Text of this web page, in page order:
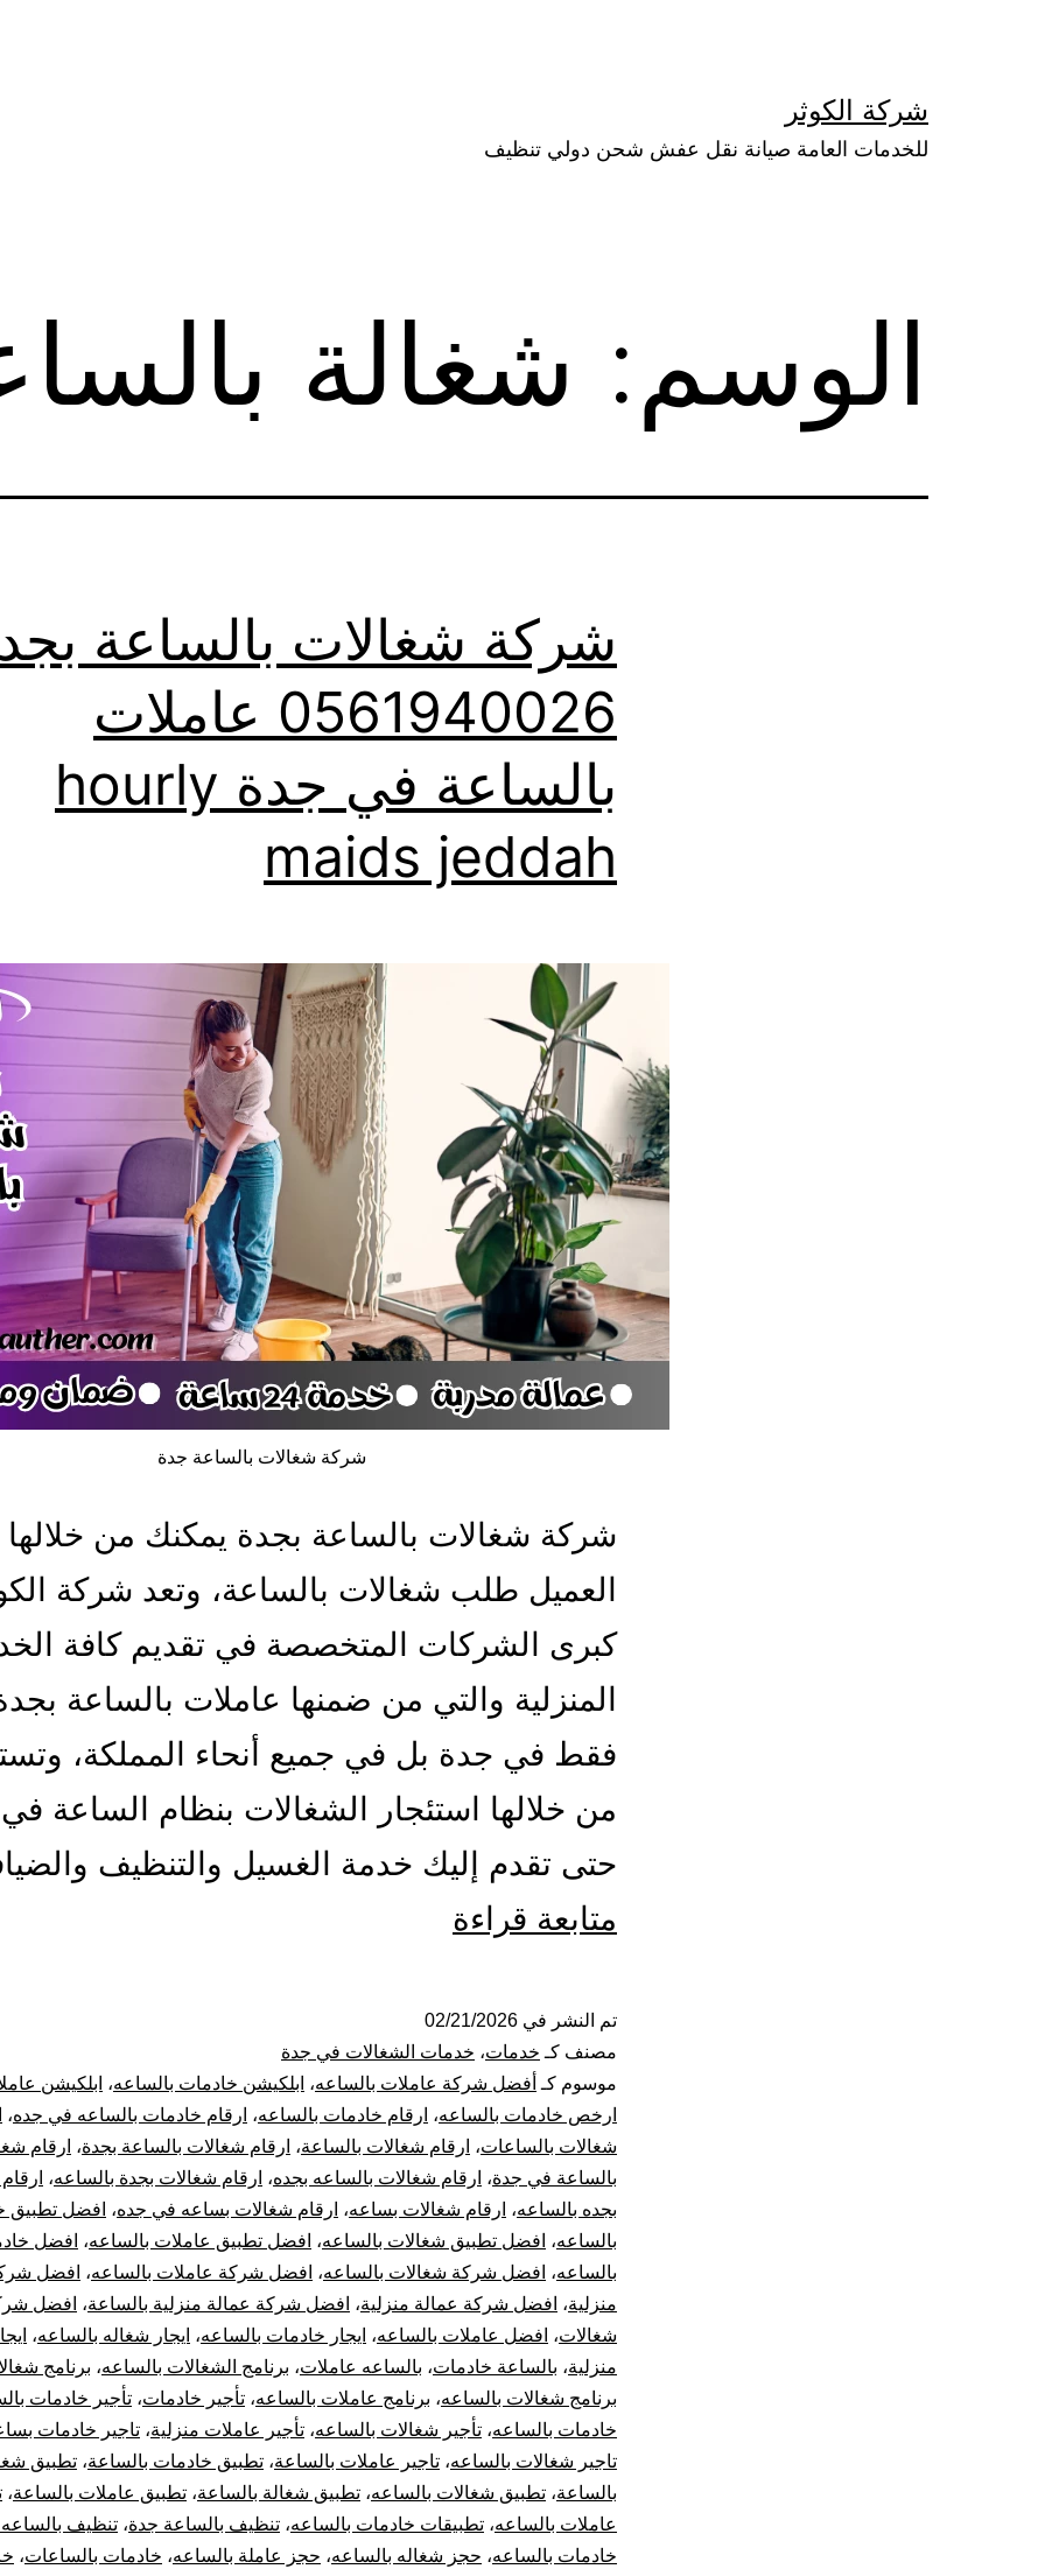
شركة الكوثر
للخدمات العامة صيانة نقل عفش شحن دولي تنظيف
الوسم: شغالة
شركة شغالات بالساعة
0561940026 عاملات
بالساعة في جدة hourly
maids jeddah
شركة شغالات بالساعة جدة
شركة شغالات بالساعة بجدة يمكنك من خلالها
العميل طلب شغالات بالساعة، وتعد شركة
كبرى الشركات المتخصصة في تقديم كافة
المنزلية والتي من ضمنها عاملات بالساعة
فقط في جدة بل في جميع أنحاء المملكة،
من خلالها استئجار الشغالات بنظام الساعة
حتى تقدم إليك خدمة الغسيل والتنظيف
متابعة قراءة
بالساعة
بجدة
0561940026
عاملات
بالساعة
في
جدة
hourly
maids
jeddah
تم النشر في 02/21/2026
مصنف كـ خدمات، خدمات الشغالات في جدة
موسوم كـ أفضل شركة عاملات بالساعه، ابلكيشن خادمات بالساعه، ابلكيشن
ارخص خادمات بالساعه، ارقام خادمات بالساعه، ارقام خادمات بالساعه في جده،
شغالات بالساعات، ارقام شغالات بالساعة، ارقام شغالات بالساعة بجدة، ارقام
بالساعة في جدة، ارقام شغالات بالساعه بجده، ارقام شغالات بجدة بالساعه،
بجده بالساعه، ارقام شغالات بساعه، ارقام شغالات بساعه في جده، افضل تطبيق
بالساعه، افضل تطبيق شغالات بالساعه، افضل تطبيق عاملات بالساعه، افضل
بالساعه، افضل شركة شغالات بالساعه، افضل شركة عاملات بالساعه، افضل
منزلية، افضل شركة عمالة منزلية، افضل شركة عمالة منزلية بالساعة، افضل
شغالات، افضل عاملات بالساعه، ايجار خادمات بالساعه، ايجار شغاله بالساعه،
منزلية، بالساعة خادمات، بالساعه عاملات، برنامج الشغالات بالساعه، برنامج
برنامج شغالات بالساعه، برنامج عاملات بالساعه، تأجير خادمات، تأجير خادمات
خادمات بالساعه، تأجير شغالات بالساعه، تأجير عاملات منزلية، تاجير خادمات
تاجير شغالات بالساعه، تاجير عاملات بالساعة، تطبيق خادمات بالساعة، تطبيق
بالساعة، تطبيق شغالات بالساعه، تطبيق شغالة بالساعة، تطبيق عاملات بالساعة،
عاملات بالساعه، تطبيقات خادمات بالساعه، تنظيف بالساعة جدة، تنظيف
خادمات بالساعه، حجز شغاله بالساعه، حجز عاملة بالساعه، خادمات بالساعات،